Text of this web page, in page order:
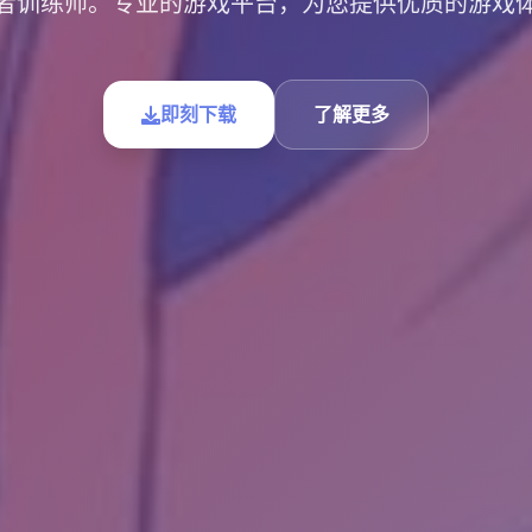
即刻下载 了解更多